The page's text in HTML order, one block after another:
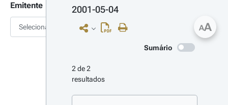
Emitente
Selecionar
2001-05-04
Sumário
2 de 2
resultados
AA